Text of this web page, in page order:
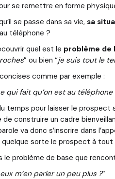
se remettre en forme
se passe dans sa vie, sa
téléphone ?
quel est le problème de
” ou bien “je suis tout le
comme par exemple :
qui fait qu’on est au téléphone
temps pour laisser le prospect
construire un cadre
va donc s’inscrire dans
sorte le prospect à tout
le problème de base que
m’en parler un peu plus ?”